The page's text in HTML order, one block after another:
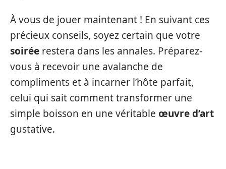
À vous de jouer maintenant ! En suivant ces
précieux conseils, soyez certain que votre
soirée restera dans les annales. Préparez-
vous à recevoir une avalanche de
compliments et à incarner l’hôte parfait,
celui qui sait comment transformer une
simple boisson en une véritable œuvre d’art
gustative.